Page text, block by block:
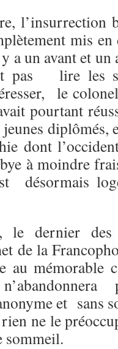
l’insurrection
mis
a un avant et
pas lire les
le
pourtant
diplômés,
dont
à moindre
désormais
le dernier
de la
au mémorable
et sans
ne le
sommeil.